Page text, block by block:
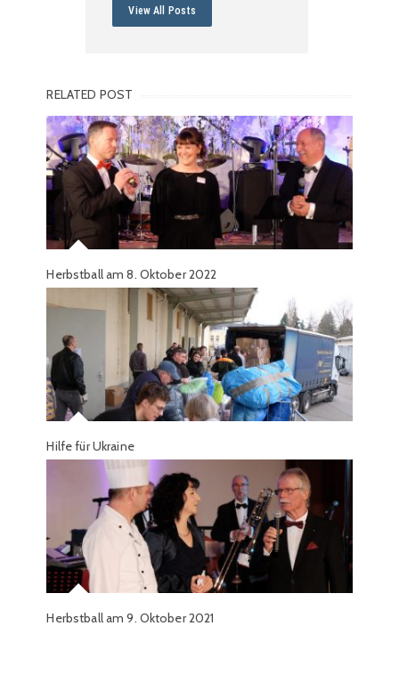
View All Posts
RELATED POST
Herbstball am 8. Oktober 2022
Hilfe für Ukraine
Herbstball am 9. Oktober 2021